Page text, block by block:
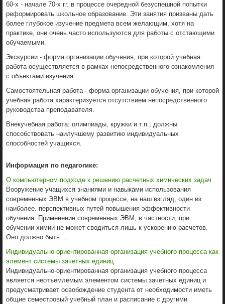
60-х - начале 70-х гг. в процессе очередной безуспешной попытки
реформировать школьное образование. Эти занятия призваны дать
более глубокое изучение предмета всем желающим, хотя на
практике, они очень часто используются для работы с отстающими
обучаемыми.
Экскурсии - форма организации обучения, при которой учебная
работа осуществляется в рамках непосредственного ознакомления
с объектами изучения.
Самостоятельная работа - форма организации обучения, при которой
учебная работа характеризуется отсутствием непосредственного
руководства преподавателя.
Внекучебная работа: олимпиады, кружки и т.п., должны
способствовать наилучшему развитию индивидуальных
способностей учащихся.
Информация по педагогике:
О компьютерном подходе к решению расчетных химических задач
Вооружение учащихся знаниями и навыками использования
современных ЭВМ в учебном процессе, на наш взгляд, один из
наиболее. перспективных путей повышения эффективности
обучения. Применение современных ЭВМ, в частности, при
обучении химии не может сводиться лишь к ускорению расчетов.
Оно должно быть ...
Индивидуально-ориентированная организация учебного процесса как
элемент системы зачетных единиц
Индивидуально-ориентированная организация учебного процесса
является неотъемлемым элементом системы зачетных единиц и
предусматривает освобождение студента от необходимости иметь
общие семестровый учебный план и расписание с другими